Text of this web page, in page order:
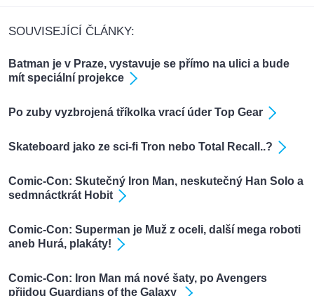
SOUVISEJÍCÍ ČLÁNKY:
Batman je v Praze, vystavuje se přímo na ulici a bude
mít speciální projekce
Po zuby vyzbrojená tříkolka vrací úder Top Gear
Skateboard jako ze sci-fi Tron nebo Total Recall..?
Comic-Con: Skutečný Iron Man, neskutečný Han Solo a
sedmnáctkrát Hobit
Comic-Con: Superman je Muž z oceli, další mega roboti
aneb Hurá, plakáty!
Comic-Con: Iron Man má nové šaty, po Avengers
přijdou Guardians of the Galaxy